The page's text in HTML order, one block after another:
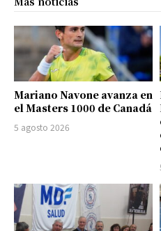
Mariano Navone avanza en
el Masters 1000 de Canadá
5 agosto 2026